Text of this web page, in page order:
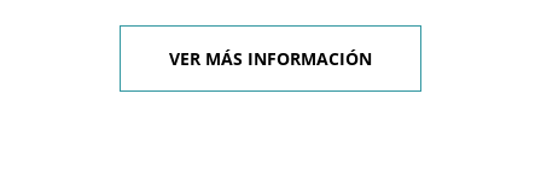
VER MÁS INFORMACIÓN